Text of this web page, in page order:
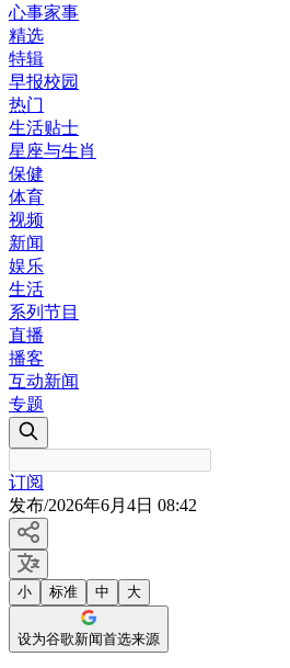
心事家事
精选
特辑
早报校园
热门
生活贴士
星座与生肖
保健
体育
视频
新闻
娱乐
生活
系列节目
直播
播客
互动新闻
专题
订阅
发布/2026年6月4日 08:42
小 标准 中 大
设为谷歌新闻首选来源